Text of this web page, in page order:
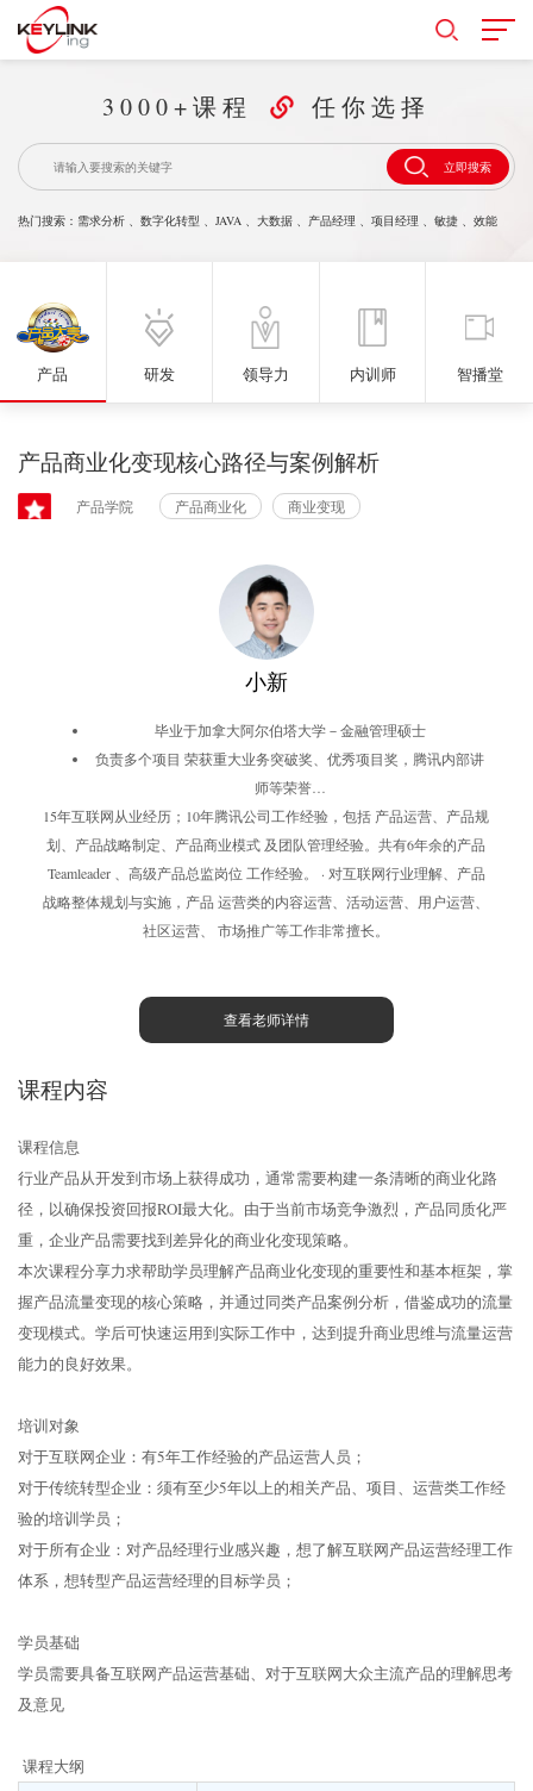
3000+课程 任你选择
立即搜索
热门搜索： 需求分析 、 数字化转型 、 JAVA 、 大数据 、 产品经理 、 项目经理 、 敏捷 、 效能
产品 研发 领导力 内训师 智播堂
产品商业化变现核心路径与案例解析
产品学院 产品商业化 商业变现
小新
毕业于加拿大阿尔伯塔大学－金融管理硕士
负责多个项目 荣获重大业务突破奖、优秀项目奖，腾讯内部讲
师等荣誉…
15年互联网从业经历；10年腾讯公司工作经验，包括 产品运营、产品规
划、产品战略制定、产品商业模式 及团队管理经验。共有6年余的产品
Teamleader 、高级产品总监岗位 工作经验。 · 对互联网行业理解、产品
战略整体规划与实施，产品 运营类的内容运营、活动运营、用户运营、
社区运营、 市场推广等工作非常擅长。
查看老师详情
课程内容
课程信息
行业产品从开发到市场上获得成功，通常需要构建一条清晰的商业化路
径，以确保投资回报ROI最大化。由于当前市场竞争激烈，产品同质化严
重，企业产品需要找到差异化的商业化变现策略。
本次课程分享力求帮助学员理解产品商业化变现的重要性和基本框架，掌
握产品流量变现的核心策略，并通过同类产品案例分析，借鉴成功的流量
变现模式。学后可快速运用到实际工作中，达到提升商业思维与流量运营
能力的良好效果。
培训对象
对于互联网企业：有5年工作经验的产品运营人员；
对于传统转型企业：须有至少5年以上的相关产品、项目、运营类工作经
验的培训学员；
对于所有企业：对产品经理行业感兴趣，想了解互联网产品运营经理工作
体系，想转型产品运营经理的目标学员；
学员基础
学员需要具备互联网产品运营基础、对于互联网大众主流产品的理解思考
及意见
课程大纲